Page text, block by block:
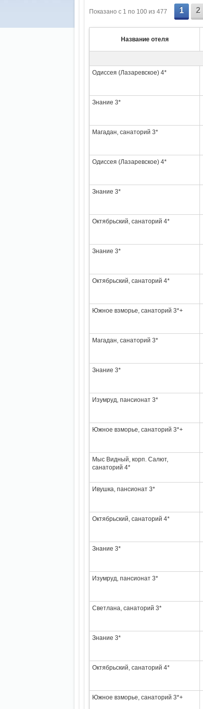
Показано c 1 по 100 из 477 1 2
Название отеля
Одиссея (Лазаревское) 4*
Знание 3*
Магадан, санаторий 3*
Одиссея (Лазаревское) 4*
Знание 3*
Октябрьский, санаторий 4*
Знание 3*
Октябрьский, санаторий 4*
Южное взморье, санаторий 3*+
Магадан, санаторий 3*
Знание 3*
Изумруд, пансионат 3*
Южное взморье, санаторий 3*+
Мыс Видный, корп. Салют,
санаторий 4*
Ивушка, пансионат 3*
Октябрьский, санаторий 4*
Знание 3*
Изумруд, пансионат 3*
Светлана, санаторий 3*
Знание 3*
Октябрьский, санаторий 4*
Южное взморье, санаторий 3*+